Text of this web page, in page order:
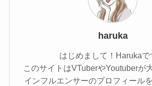
haruka
はじめまして！Haruka
このサイトはVTuberやYoutuberが
インフルエンサーのプロフィール